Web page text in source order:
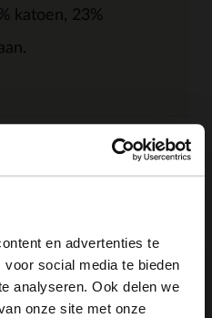
en advertenties te
social media te bieden
analyseren. Ook delen we
onze site met onze
katoen, 23%
×
in English?